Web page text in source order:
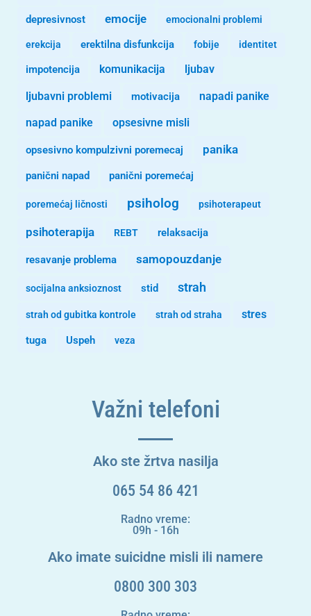
depresivnost emocije emocionalni problemi
erekcija erektilna disfunkcija fobije identitet
impotencija komunikacija ljubav
ljubavni problemi motivacija napadi panike
napad panike opsesivne misli
opsesivno kompulzivni poremecaj panika
panični napad panični poremećaj
poremećaj ličnosti psiholog psihoterapeut
psihoterapija REBT relaksacija
resavanje problema samopouzdanje
socijalna anksioznost stid strah
strah od gubitka kontrole strah od straha stres
tuga Uspeh veza
Važni telefoni
Ako ste žrtva nasilja
065 54 86 421
Radno vreme:
09h - 16h
Ako imate suicidne misli ili namere
0800 300 303